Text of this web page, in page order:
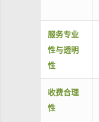
服务专业
性与透明
性
收费合理
性